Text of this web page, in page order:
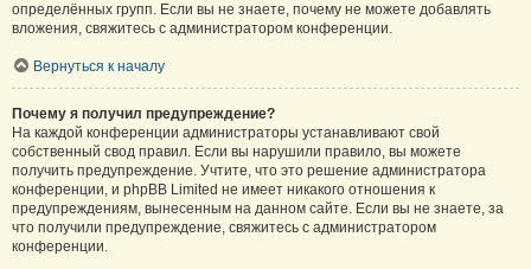
определённых групп. Если вы не знаете, почему не можете добавлять
вложения, свяжитесь с администратором конференции.
Вернуться к началу
Почему я получил предупреждение?
На каждой конференции администраторы устанавливают свой
собственный свод правил. Если вы нарушили правило, вы можете
получить предупреждение. Учтите, что это решение администратора
конференции, и phpBB Limited не имеет никакого отношения к
предупреждениям, вынесенным на данном сайте. Если вы не знаете, за
что получили предупреждение, свяжитесь с администратором
конференции.